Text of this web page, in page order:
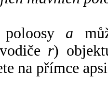
a
r)
na přímce